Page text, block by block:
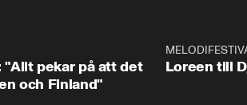
"Allt pekar på att det
och Finland"
Loreen till